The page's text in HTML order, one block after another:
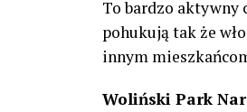
To bardzo aktywny
pohukują tak że
innym
Woliński Park